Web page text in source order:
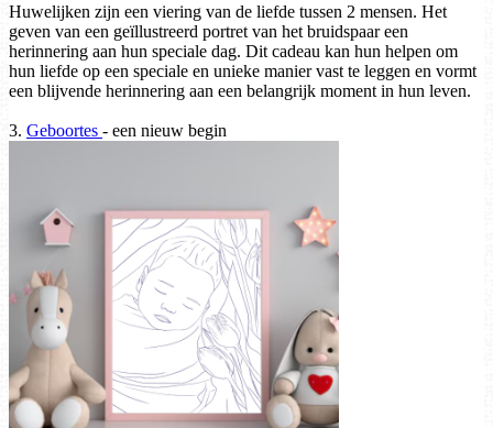
Huwelijken zijn een viering van de liefde tussen 2 mensen. Het
geven van een geïllustreerd portret van het bruidspaar een
herinnering aan hun speciale dag. Dit cadeau kan hun helpen om
hun liefde op een speciale en unieke manier vast te leggen en vormt
een blijvende herinnering aan een belangrijk moment in hun leven.
3. Geboortes - een nieuw begin